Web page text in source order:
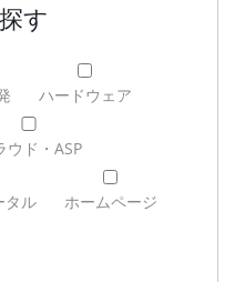
す
ハードウェア
ウド・ASP
タル ホームページ